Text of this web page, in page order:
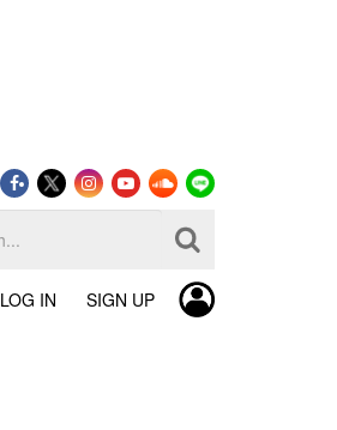
LOG IN SIGN UP